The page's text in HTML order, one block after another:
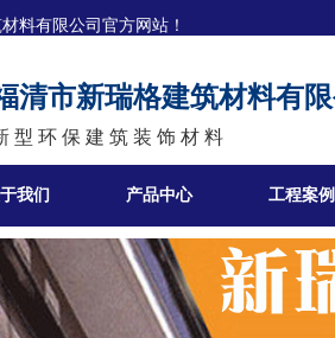
型 环 保 建 筑 装 饰 材 料
清市新瑞格建筑材料有
料有限公司官方网站！
我们 产品中心 工程案例